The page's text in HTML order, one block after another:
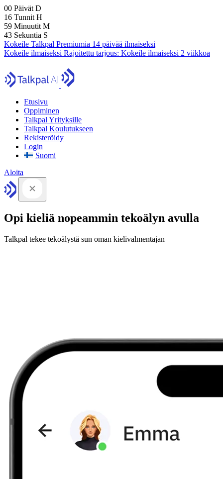
00 Päivät D
16 Tunnit H
59 Minuutit M
41 Sekuntia S
Kokeile Talkpal Premiumia 14 päivää ilmaiseksi
Kokeile ilmaiseksi Rajoitettu tarjous: Kokeile ilmaiseksi 2 viikkoa
Etusivu
Oppiminen
Talkpal Yrityksille
Talkpal Koulutukseen
Rekisteröidy
Login
Suomi
Aloita
Opi kieliä nopeammin tekoälyn avulla
Talkpal tekee tekoälystä sun oman kielivalmentajan